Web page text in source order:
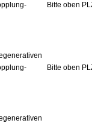
Bitte oben
Bitte oben